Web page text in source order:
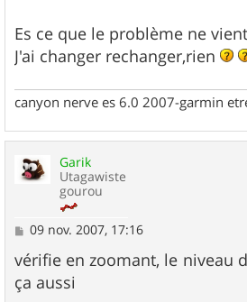
Es ce que le problème ne
J'ai changer rechanger,rien
canyon nerve es 6.0 2007-garmin
Garik
Utagawiste
gourou
M
s
s
a
09 nov. 2007, 17:16
vérifie en zoomant, le niveau
ça aussi